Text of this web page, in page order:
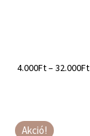
4.000Ft–32.000Ft
Akció!